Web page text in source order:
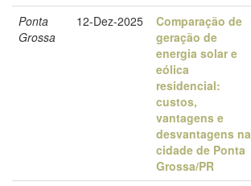
Ponta
Grossa
12-Dez-2025
Comparação de
geração de
energia solar e
eólica
residencial:
custos,
vantagens e
desvantagens na
cidade de Ponta
Grossa/PR